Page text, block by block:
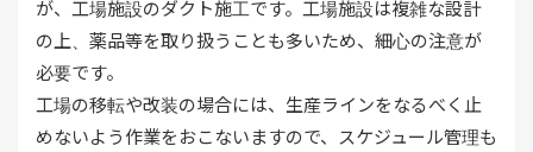
が、工場施設のダクト施工です。工場施設は複雑な設計
の上、薬品等を取り扱うことも多いため、細心の注意が
必要です。
工場の移転や改装の場合には、生産ラインをなるべく止
めないよう作業をおこないますので、スケジュール管理も